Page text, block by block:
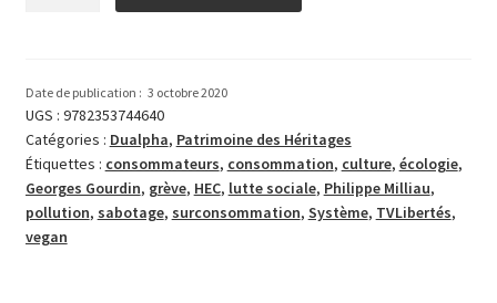
Date de publication : 3 octobre 2020
UGS : 9782353744640
Catégories : Dualpha, Patrimoine des Héritages
Étiquettes : consommateurs, consommation, culture, écologie,
Georges Gourdin, grève, HEC, lutte sociale, Philippe Milliau,
pollution, sabotage, surconsommation, Système, TVLibertés,
vegan